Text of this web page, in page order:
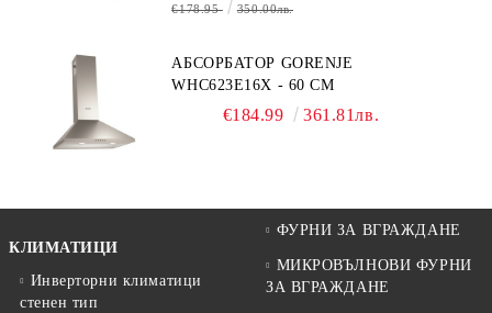
€178.95 350.00лв.
АБСОРБАТОР GORENJE
WHC623E16X - 60 СМ
€184.99 361.81лв.
КЛИМАТИЦИ
Инверторни климатици
стенен тип
ФУРНИ ЗА ВГРАЖДАНЕ
МИКРОВЪЛНОВИ ФУРНИ
ЗА ВГРАЖДАНЕ